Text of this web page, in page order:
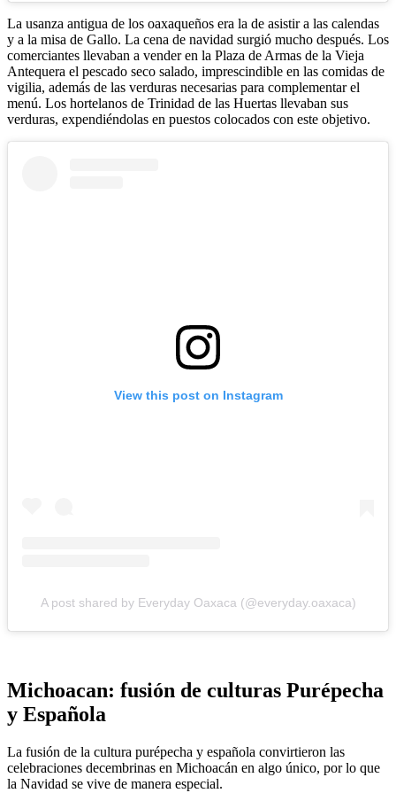
La usanza antigua de los oaxaqueños era la de asistir a las calendas
y a la misa de Gallo. La cena de navidad surgió mucho después. Los
comerciantes llevaban a vender en la Plaza de Armas de la Vieja
Antequera el pescado seco salado, imprescindible en las comidas de
vigilia, además de las verduras necesarias para complementar el
menú. Los hortelanos de Trinidad de las Huertas llevaban sus
verduras, expendiéndolas en puestos colocados con este objetivo.
View this post on Instagram
A post shared by Everyday Oaxaca (@everyday.oaxaca)
Michoacan: fusión de culturas Purépecha
y Española
La fusión de la cultura purépecha y española convirtieron las
celebraciones decembrinas en Michoacán en algo único, por lo que
la Navidad se vive de manera especial.